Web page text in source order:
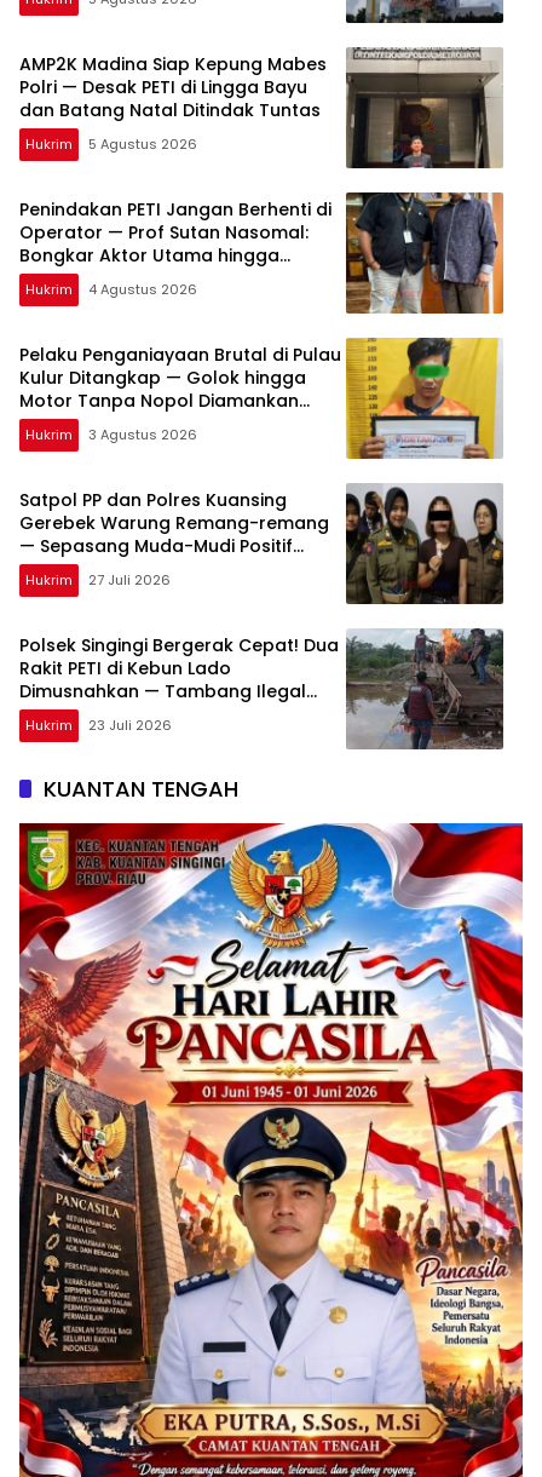
AMP2K Madina Siap Kepung Mabes
Polri — Desak PETI di Lingga Bayu
dan Batang Natal Ditindak Tuntas
Hukrim 5 Agustus 2026
Penindakan PETI Jangan Berhenti di
Operator — Prof Sutan Nasomal:
Bongkar Aktor Utama hingga
Pemodal
Hukrim 4 Agustus 2026
Pelaku Penganiayaan Brutal di Pulau
Kulur Ditangkap — Golok hingga
Motor Tanpa Nopol Diamankan
Polisi
Hukrim 3 Agustus 2026
Satpol PP dan Polres Kuansing
Gerebek Warung Remang-remang
— Sepasang Muda-Mudi Positif
Narkoba Diamankan
Hukrim 27 Juli 2026
Polsek Singingi Bergerak Cepat! Dua
Rakit PETI di Kebun Lado
Dimusnahkan — Tambang Ilegal
Terus Diburu
Hukrim 23 Juli 2026
KUANTAN TENGAH